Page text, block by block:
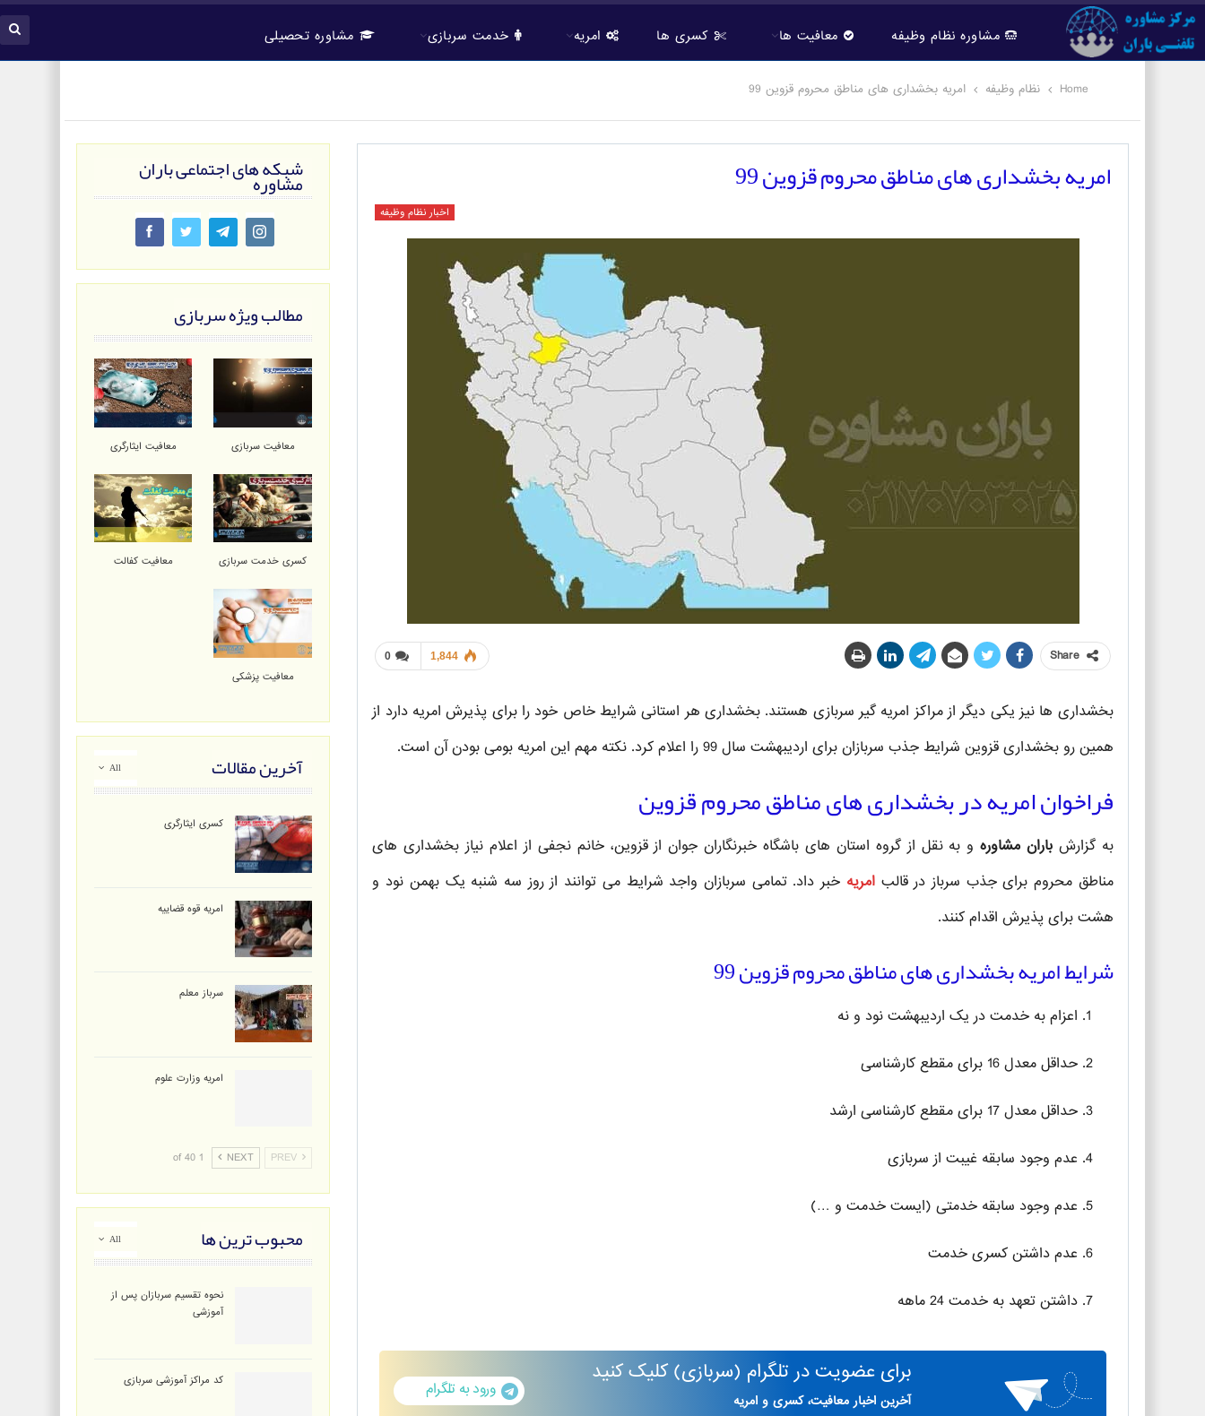
مشاوره نظام وظیفه معافیت ها کسری ها امریه خدمت سربازی مشاوره تحصیلی
Home نظام وظیفه امریه بخشداری های مناطق محروم قزوین 99
امریه بخشداری های مناطق محروم قزوین 99
اخبار نظام وظیفه
0 1,844 Share
بخشداری ها نیز یکی دیگر از مراکز امریه گیر سربازی هستند. بخشداری هر استانی شرایط خاص خود را برای پذیرش امریه دارد از
همین رو بخشداری قزوین شرایط جذب سربازان برای اردیبهشت سال 99 را اعلام کرد. نکته مهم این امریه بومی بودن آن است.
فراخوان امریه در بخشداری های مناطق محروم قزوین
به گزارش باران مشاورهو به نقل از گروه استان های باشگاه خبرنگاران جوان از قزوین، خانم نجفی از اعلام نیاز بخشداری های
مناطق محروم برای جذب سرباز در قالبامریه خبر داد. تمامی سربازان واجد شرایط می توانند از روز سه شنبه یک بهمن نود و
هشت برای پذیرش اقدام کنند.
شرایط امریه بخشداری های مناطق محروم قزوین 99
اعزام به خدمت در یک اردیبهشت نود و نه
حداقل معدل 16 برای مقطع کارشناسی
حداقل معدل 17 برای مقطع کارشناسی ارشد
عدم وجود سابقه غیبت از سربازی
عدم وجود سابقه خدمتی (ایست خدمت و …)
عدم داشتن کسری خدمت
داشتن تعهد به خدمت 24 ماهه
برایعضویت در تلگرام (سربازی) کلیک کنید
آخرین اخبار معافیت، کسری و امریه
ورود به تلگرام
شبکه های اجتماعی باران
مشاوره
مطالب ویژه سربازی
معافیت سربازی معافیت ایثارگری
کسری خدمت سربازی معافیت کفالت
معافیت پزشکی
All آخرین مقالات
کسری ایثارگری
امریه قوه قضاییه
سرباز معلم
امریه وزارت علوم
PREV
NEXT
1 of 40
All محبوب ترین ها
نحوه تقسیم سربازان پس از
آموزشی
کد مراکز آموزشی سربازی